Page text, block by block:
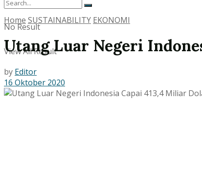
No Result
View All Result
Home SUSTAINABILITY EKONOMI
Utang Luar Negeri
by Editor
16 Oktober 2020